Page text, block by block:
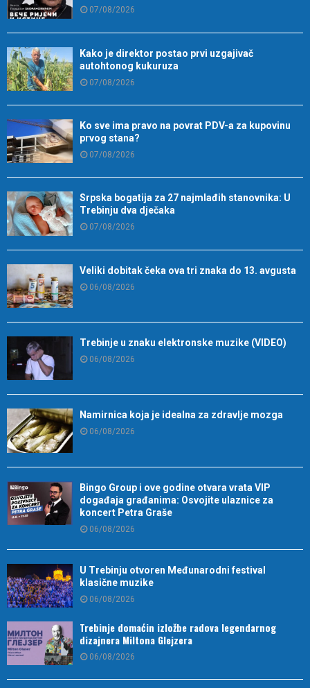
07/08/2026
Kako je direktor postao prvi uzgajivač
autohtonog kukuruza
07/08/2026
Ko sve ima pravo na povrat PDV-a za kupovinu
prvog stana?
07/08/2026
Srpska bogatija za 27 najmlađih stanovnika: U
Trebinju dva dječaka
07/08/2026
Veliki dobitak čeka ova tri znaka do 13. avgusta
06/08/2026
Trebinje u znaku elektronske muzike (VIDEO)
06/08/2026
Namirnica koja je idealna za zdravlje mozga
06/08/2026
Bingo Group i ove godine otvara vrata VIP
događaja građanima: Osvojite ulaznice za
koncert Petra Graše
06/08/2026
U Trebinju otvoren Međunarodni festival
klasične muzike
06/08/2026
Trebinje domaćin izložbe radova legendarnog
dizajnera Miltona Glejzera
06/08/2026